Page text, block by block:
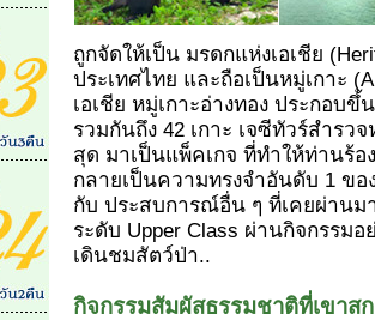
ถูกจัดให้เป็น มรดกแห่งเอเชีย
ประเทศไทย และถือเป็นหมู่เกาะ
เอเชีย หมู่เกาะอ่างทอง ประกอบขึ้
รวมกันถึง 42 เกาะ เจซีทัวร์สำรว
สุด มาเป็นแพ็คเกจ ที่ทำให้ท่านร้อ
กลายเป็นความทรงจำอันดับ 1 ขอ
กับ ประสบการณ์อื่น ๆ ที่เคยผ่าน
ระดับ Upper Class ผ่านกิจกรร
เดินชมสัตว์ป่า..
กิจกรรมสัมผัสธรรมชาติที่เขาส